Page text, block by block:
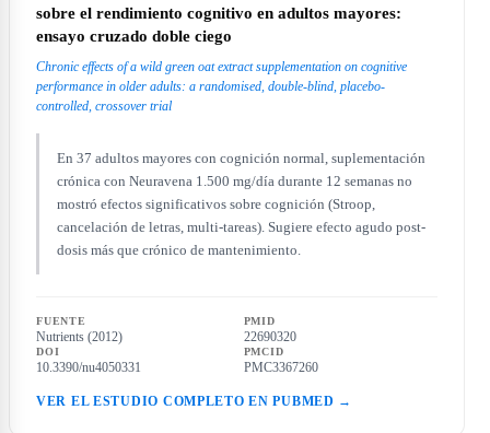
sobre el rendimiento cognitivo en adultos mayores:
ensayo cruzado doble ciego
Chronic effects of a wild green oat extract supplementation on cognitive
performance in older adults: a randomised, double-blind, placebo-
controlled, crossover trial
En 37 adultos mayores con cognición normal, suplementación
crónica con Neuravena 1.500 mg/día durante 12 semanas no
mostró efectos significativos sobre cognición (Stroop,
cancelación de letras, multi-tareas). Sugiere efecto agudo post-
dosis más que crónico de mantenimiento.
FUENTE
Nutrients (2012)
PMID
22690320
DOI
10.3390/nu4050331
PMCID
PMC3367260
VER EL ESTUDIO COMPLETO EN PUBMED →